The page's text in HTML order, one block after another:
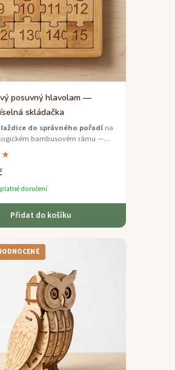
posuvný hlavolam —
skládačka
do správného pořadína
bambusovém rámu —
skládačka ideální pro začínající
doručení
Přidat do košíku